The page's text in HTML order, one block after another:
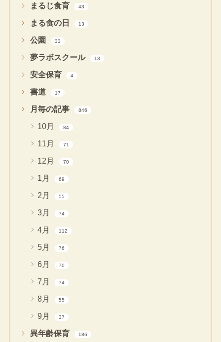
まるじ食育 43
まる食の日 13
公園 33
夢ラボスクール 13
安全保育 4
書道 17
月毎の記事 846
10月 84
11月 71
12月 70
1月 69
2月 55
3月 74
4月 112
5月 76
6月 70
7月 74
8月 55
9月 37
異年齢保育 186